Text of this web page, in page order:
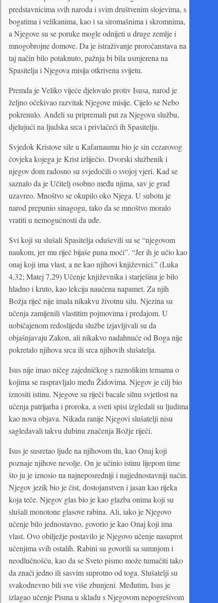
predstavnicima svih naroda i svim društvenim slojevima, s
bogatima i velikanima, kao i sa siromašnima i skromnima,
a Njegove su se poruke mogle odnijeti u druge zemlje i
mnogobrojne domove. Da je istraživanje proročanstava na
taj način bilo potaknuto, pažnja bi bila usmjerena na
Spasitelja i Njegova misija otkrivena svijetu.
Premda je Veliko vijeće djelovalo protiv Isusa, narod je
željno očekivao razvitak Njegove misije. Cijelo se Nebo
pokrenulo. Anđeli su pripremali put za Njegovu službu,
djelujući na ljudska srca i privlačeći ih Spasitelju.
Svjedok Kristove sile u Kafarnaumu bio je sin cezarovog
čovjeka kojega je Krist izliječio. Dvorski službenik i
njegov dom radosno su svjedočili o svojoj vjeri. Kad se
saznalo da je Učitelj osobno među njima, sav je grad
uzavreo. Mnoštvo se okupilo oko Njega. U subotu je
narod prepunio sinagogu, tako da se mnoštvo moralo
vratiti u nemogućnosti da uđe.
Svi koji su slušali Spasitelja oduševili su se “njegovom
naukom, jer mu riječ bijaše puna moći”. “Jer ih je učio kao
onaj koji ima vlast, a ne kao njihovi književnici.” (Luka
4,32; Matej 7,29) Učenje književnika i starješina je bilo
hladno i kruto, kao lekcija naučena napamet. Za njih
Božja riječ nije imala nikakvu životnu silu. Njezina su
učenja zamijenili vlastitim pojmovima i predajom. U
uobičajenom redoslijedu službe izjavljivali su da
objašnjavaju Zakon, ali nikakvo nadahnuće od Boga nije
pokretalo njihova srca ili srca njihovih slušatelja.
Isus nije imao ničeg zajedničkog s raznolikim temama o
kojima se raspravljalo među Židovima. Njegov je cilj bio
iznositi istinu. Njegove su riječi bacale silnu svjetlost na
učenja patrijarha i proroka, a sveti spisi izgledali su ljudima
kao nova objava. Nikada ranije Njegovi slušatelji nisu
sagledavali takvu dubinu značenja Božje riječi.
Isus je susretao ljude na njihovom tlu, kao Onaj koji
poznaje njihove nevolje. On je učinio istinu lijepom time
što ju je iznosio na najneposredniji i najjednostavniji način.
Njegov jezik bio je čist, dostojanstven i jasan kao rijeka
koja teče. Njegov glas bio je kao glazba onima koji su
slušali monotone glasove rabina. Ali, iako je Njegovo
učenje bilo jednostavno, govorio je kao Onaj koji ima
vlast. Ovo obilježje postavilo je Njegovo učenje nasuprot
učenjima svih ostalih. Rabini su govorili sa sumnjom i
neodlučnošću, kao da se Sveto pismo može tumačiti tako
da znači jedno ili sasvim suprotno od toga. Slušatelji su
svakodnevno bili sve više zbunjeni. Međutim, Isus je
izlagao učenje Pisma u skladu s Njegovom nepogrešivom